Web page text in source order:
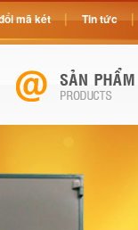
mã két Tin tức